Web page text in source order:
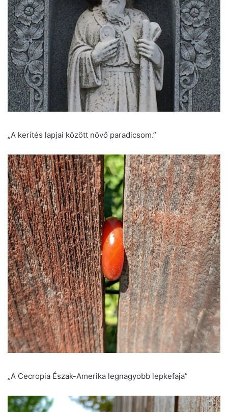
„A kerítés lapjai között növő paradicsom.”
„A Cecropia Észak-Amerika legnagyobb lepkefaja”